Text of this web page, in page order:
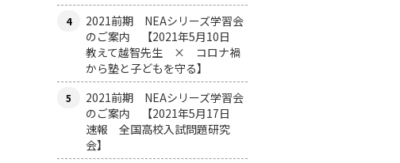
2021前期 NEAシリーズ学習会
のご案内 【2021年5月10日
教えて越智先生 × コロナ禍
から塾と子どもを守る】
2021前期 NEAシリーズ学習会
のご案内 【2021年5月17日
速報 全国高校入試問題研究
会】